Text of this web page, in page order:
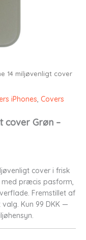
14 miljøvenligt cover
iPhones, Covers
cover Grøn –
cover i frisk
med præcis pasform,
Fremstillet af
Kun 99 DKK —